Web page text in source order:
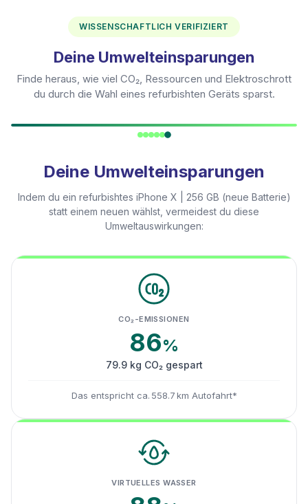
WISSENSCHAFTLICH VERIFIZIERT
Deine Umwelteinsparungen
Finde heraus, wie viel CO₂, Ressourcen und Elektroschrott
du durch die Wahl eines refurbishten Geräts sparst.
Deine Umwelteinsparungen
Indem du ein refurbishtes iPhone X | 256 GB (neue Batterie)
statt einem neuen wählst, vermeidest du diese
Umweltauswirkungen:
CO₂-EMISSIONEN
86%
79.9 kg CO₂ gespart
Das entspricht ca. 558.7 km Autofahrt*
VIRTUELLES WASSER